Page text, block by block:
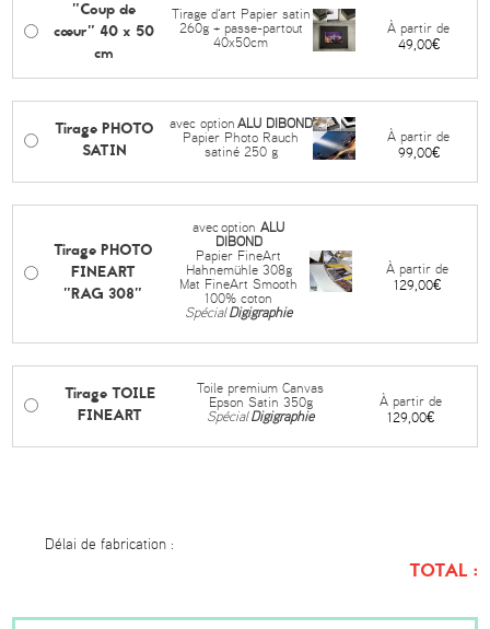
"Coup de
cœur" 40 x 50
cm
Tirage d'art Papier satin
260g + passe-partout
40x50cm
À partir de
49,00€
Tirage PHOTO
SATIN
avec option ALU DIBOND
Papier Photo Rauch
satiné 250 g
À partir de
99,00€
Tirage PHOTO
FINEART
"RAG 308"
avecoptionALU
DIBOND
Papier FineArt
Hahnemühle 308g
Mat FineArt Smooth
100% coton
SpécialDigigraphie
À partir de
129,00€
Tirage TOILE
FINEART
Toile premium Canvas
Epson Satin 350g
SpécialDigigraphie
À partir de
129,00€
Délai de fabrication :
TOTAL :